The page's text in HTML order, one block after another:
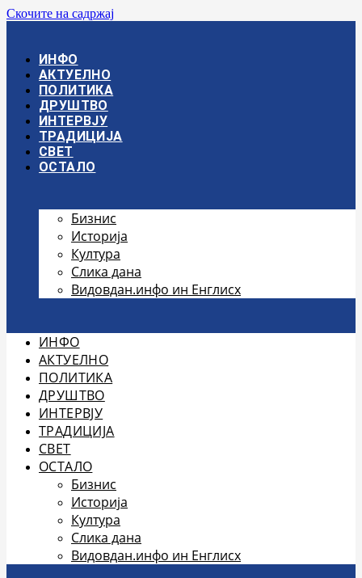
Скочите на садржај
ИНФО
АКТУЕЛНО
ПОЛИТИКА
ДРУШТВО
ИНТЕРВЈУ
ТРАДИЦИЈА
СВЕТ
ОСТАЛО
Бизнис
Историја
Култура
Слика дана
Видовдан.инфо ин Енглисх
ИНФО
АКТУЕЛНО
ПОЛИТИКА
ДРУШТВО
ИНТЕРВЈУ
ТРАДИЦИЈА
СВЕТ
ОСТАЛО
Бизнис
Историја
Култура
Слика дана
Видовдан.инфо ин Енглисх